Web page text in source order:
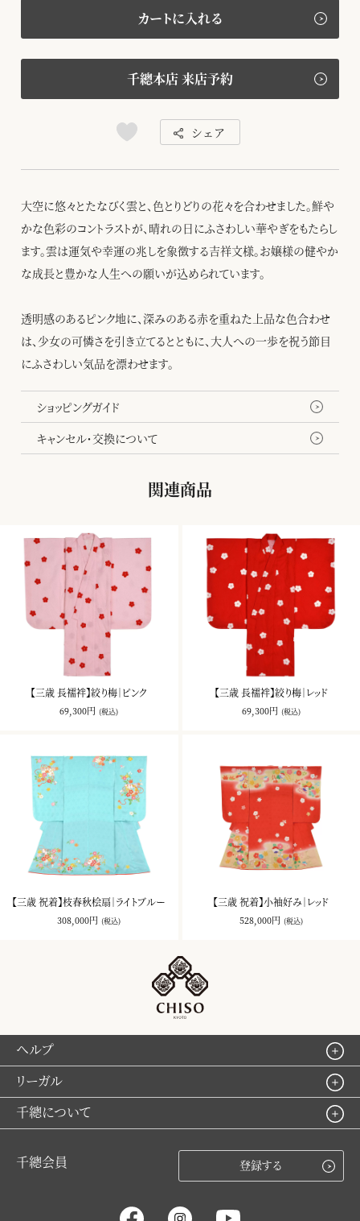
カートに入れる
千總本店 来店予約
シェア
大空に悠々とたなびく雲と、色とりどりの花々を合わせました。鮮や
かな色彩のコントラストが、晴れの日にふさわしい華やぎをもたらし
ます。雲は運気や幸運の兆しを象徴する吉祥文様。お嬢様の健やか
な成長と豊かな人生への願いが込められています。
透明感のあるピンク地に、深みのある赤を重ねた上品な色合わせ
は、少女の可憐さを引き立てるとともに、大人への一歩を祝う節目
にふさわしい気品を漂わせます。
ショッピングガイド
キャンセル・交換について
関連商品
【三歳 長襦袢】絞り梅｜ピンク
69,300円 (税込)
【三歳 長襦袢】絞り梅｜レッド
69,300円 (税込)
【三歳 祝着】枝春秋桧扇｜ライトブルー
308,000円 (税込)
【三歳 祝着】小袖好み｜レッド
528,000円 (税込)
ヘルプ
リーガル
千總について
千總会員 登録する